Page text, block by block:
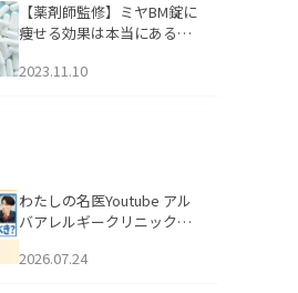
【薬剤師監修】ミヤBM錠に
痩せる効果は本当にある
2023.11.10
わたしの名医Youtube アル
バアレルギークリニック札
える男性へ｜医師が教える
2026.07.24